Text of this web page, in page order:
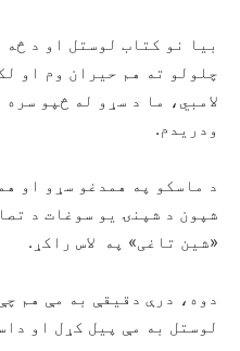
بیا نو کتاب لوستل او د
چلولو ته هم حیران وم او
لامبي، ما د سړو له څپو
ودریدم.
د ماسکو په همدغو سړو او
شپون د شپنۍ یو سوغات د
«شین تاغی» په لاس راکړ.
دوه، درې دقیقې به مې هم
لوستل به مې پیل کړل او